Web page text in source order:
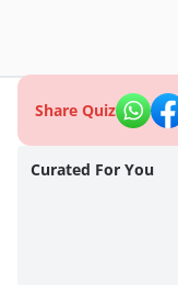
Share Quiz
Curated For You